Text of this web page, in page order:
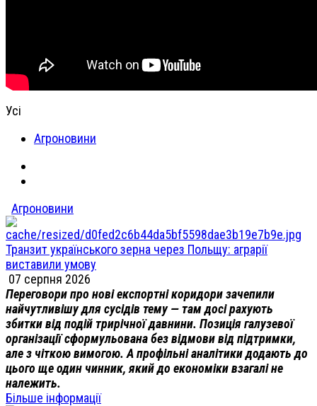
Усі
Агроновини
Агроновини
Транзит українського зерна через Польщу: аграрії
виставили умову
07 серпня 2026
Переговори про нові експортні коридори зачепили
найчутливішу для сусідів тему — там досі рахують
збитки від подій трирічної давнини. Позиція галузевої
організації сформульована без відмови від підтримки,
але з чіткою вимогою. А профільні аналітики додають до
цього ще один чинник, який до економіки взагалі не
належить.
Більше інформації